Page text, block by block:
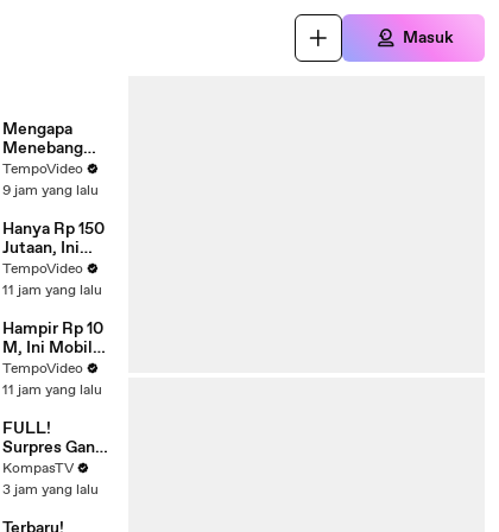
Masuk
Mengapa
Menebang
Pohon di
Ruang Publik
Sembarangan
TempoVideo
9 jam yang lalu
Hanya Rp 150
Jutaan, Ini
Mobil
Termurah di
TempoVideo
11 jam yang lalu
Hampir Rp 10
M, Ini Mobil
Termahal di
GIIAS 2026
TempoVideo
11 jam yang lalu
FULL!
Surpres Ganti
Kapolri
Menguat,
Isu Cek
KompasTV
3 jam yang lalu